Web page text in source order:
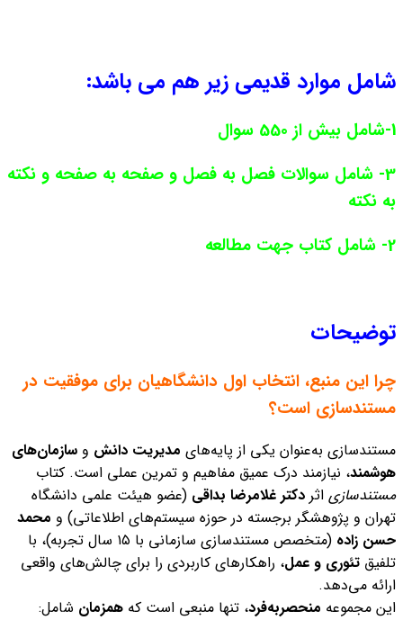
شامل موارد قدیمی زیر هم می باشد:
1-شامل بیش از 550 سوال
3- شامل سوالات فصل به فصل و صفحه به صفحه و نکته
به نکته
2- شامل کتاب جهت مطالعه
توضیحات
چرا این منبع، انتخاب اول دانشگاهیان برای موفقیت در
مستندسازی است؟
مستندسازی به‌عنوان یکی از پایه‌های مدیریت دانش و سازمان‌های
هوشمند، نیازمند درک عمیق مفاهیم و تمرین عملی است. کتاب
مستندسازی اثر دکتر غلامرضا بداقی (عضو هیئت علمی دانشگاه
تهران و پژوهشگر برجسته در حوزه سیستم‌های اطلاعاتی) و محمد
حسن زاده
(متخصص مستندسازی سازمانی با ۱۵ سال تجربه)، با
تلفیق تئوری و عمل، راهکارهای کاربردی را برای چالش‌های واقعی
ارائه می‌دهد.
این مجموعه منحصربه‌فرد، تنها منبعی است که همزمان شامل: